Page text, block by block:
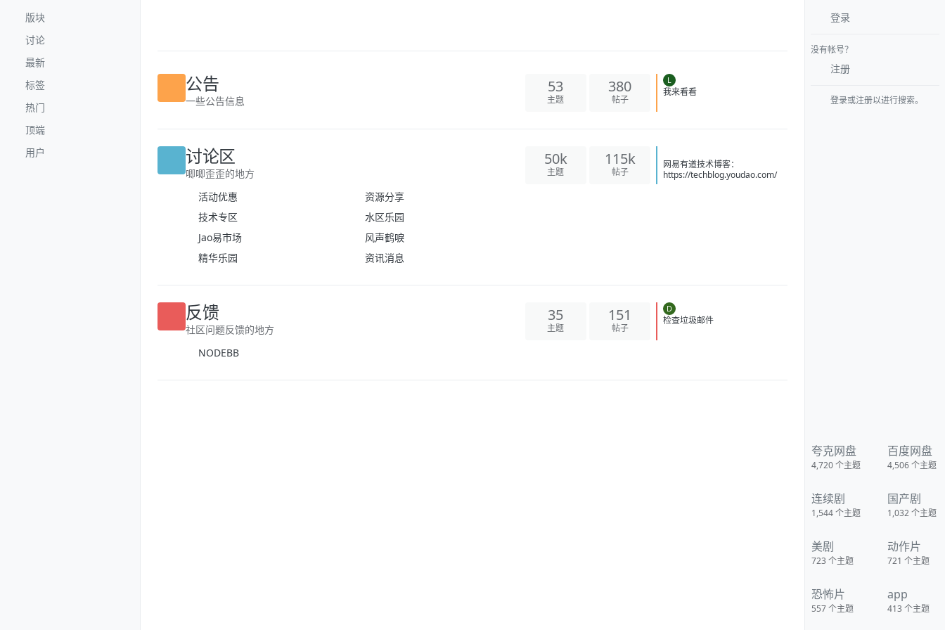
版块
讨论
最新
标签
热门
顶端
用户
公告 53 380 L
讨论区
唧唧歪歪的地方
活动优惠
资源分享
技术专区
水区乐园
Jao易市场
风声鹤唳
50k 115k
网易有道技术博客：
反馈 35 151 D
登录
没有帐号？
注册
登录或注册以进行搜索。
夸克网盘
4,720 个主题
百度网盘
4,506 个主题
连续剧
1,544 个主题
国产剧
1,032个主题
美剧
723 个主题
动作片
721个主题
恐怖片
557 个主题
app
413个主题